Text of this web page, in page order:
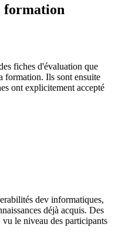
formation
fiches d'évaluation que
formation. Ils sont ensuite
ont explicitement accepté
dev informatiques,
déjà acquis. Des
vu le niveau des participants